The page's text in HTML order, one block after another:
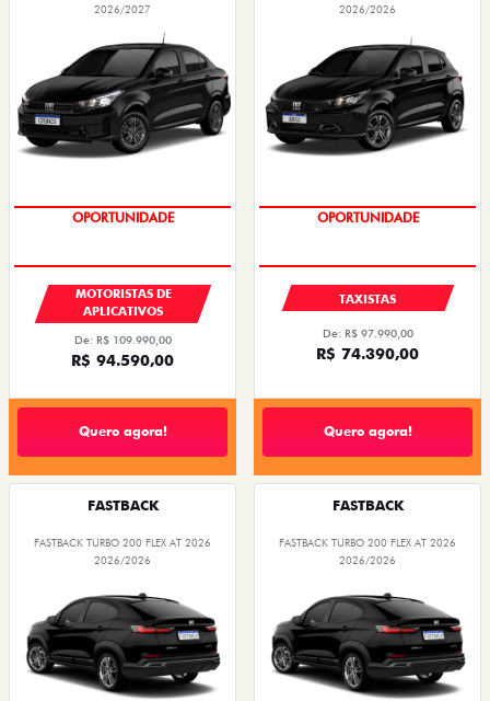
2026/2027
OPORTUNIDADE
MOTORISTAS DE
APLICATIVOS
De: R$ 109.990,00
R$ 94.590,00
Quero agora!
2026/2026
OPORTUNIDADE
TAXISTAS
De: R$ 97.990,00
R$ 74.390,00
Quero agora!
FASTBACK
FASTBACK TURBO 200 FLEX AT 2026
2026/2026
FASTBACK
FASTBACK TURBO 200 FLEX AT 2026
2026/2026